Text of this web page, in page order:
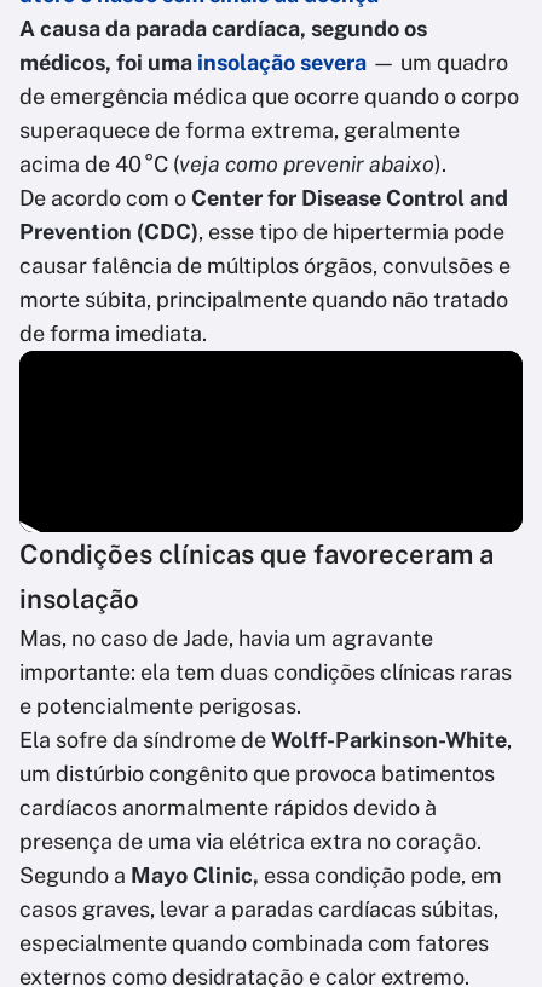
A causa da parada cardíaca, segundo os
médicos, foi uma insolação severa — um quadro
de emergência médica que ocorre quando o corpo
superaquece de forma extrema, geralmente
acima de 40 °C (veja como prevenir abaixo).
De acordo com oCenter for Disease Control and
Prevention (CDC), esse tipo de hipertermia pode
causar falência de múltiplos órgãos, convulsões e
morte súbita, principalmente quando não tratado
de forma imediata.
Condições clínicas que favoreceram a
insolação
Mas, no caso de Jade, havia um agravante
importante: ela tem duas condições clínicas raras
e potencialmente perigosas.
Ela sofre da síndrome deWolff-Parkinson-White,
um distúrbio congênito que provoca batimentos
cardíacos anormalmente rápidos devido à
presença de uma via elétrica extra no coração.
Segundo a Mayo Clinic, essa condição pode, em
casos graves, levar a paradas cardíacas súbitas,
especialmente quando combinada com fatores
externos como desidratação e calor extremo.